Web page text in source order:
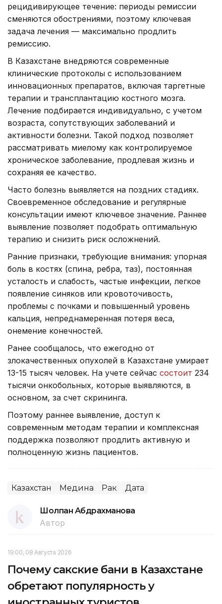
рецидивирующее течение: периоды ремиссии
сменяются обострениями, поэтому ключевая
задача лечения — максимально продлить
ремиссию.
В Казахстане внедряются современные
клинические протоколы с использованием
инновационных препаратов, включая таргетные
терапии и трансплантацию костного мозга.
Лечение подбирается индивидуально, с учетом
возраста, сопутствующих заболеваний и
активности болезни. Такой подход позволяет
рассматривать миелому как контролируемое
хроническое заболевание, продлевая жизнь и
сохраняя ее качество.
Часто болезнь выявляется на поздних стадиях.
Своевременное обследование и регулярные
консультации имеют ключевое значение. Раннее
выявление позволяет подобрать оптимальную
терапию и снизить риск осложнений.
Ранние признаки, требующие внимания: упорная
боль в костях (спина, ребра, таз), постоянная
усталость и слабость, частые инфекции, легкое
появление синяков или кровоточивость,
проблемы с почками и повышенный уровень
кальция, непреднамеренная потеря веса,
онемение конечностей.
Ранее сообщалось, что ежегодно от
злокачественных опухолей в Казахстане умирает
13-15 тысяч человек. На учете сейчас состоит 234
тысячи онкобольных, которые выявляются, в
основном, за счет скрининга.
Поэтому раннее выявление, доступ к
современным методам терапии и комплексная
поддержка позволяют продлить активную и
полноценную жизнь пациентов.
Казахстан Медина Рак Дата
Шолпан Абдрахманова
Автор
19:00, 08 Августа 2026
Почему сакские бани в Казахстане
обретают популярность у